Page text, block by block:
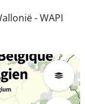
- WAPI